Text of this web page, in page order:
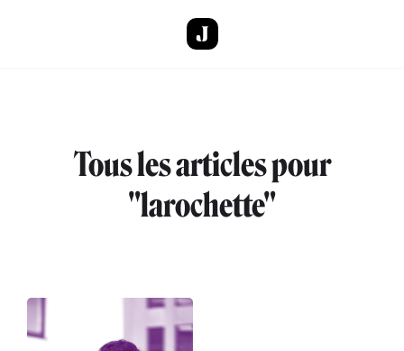
Tous les articles pour
"larochette"